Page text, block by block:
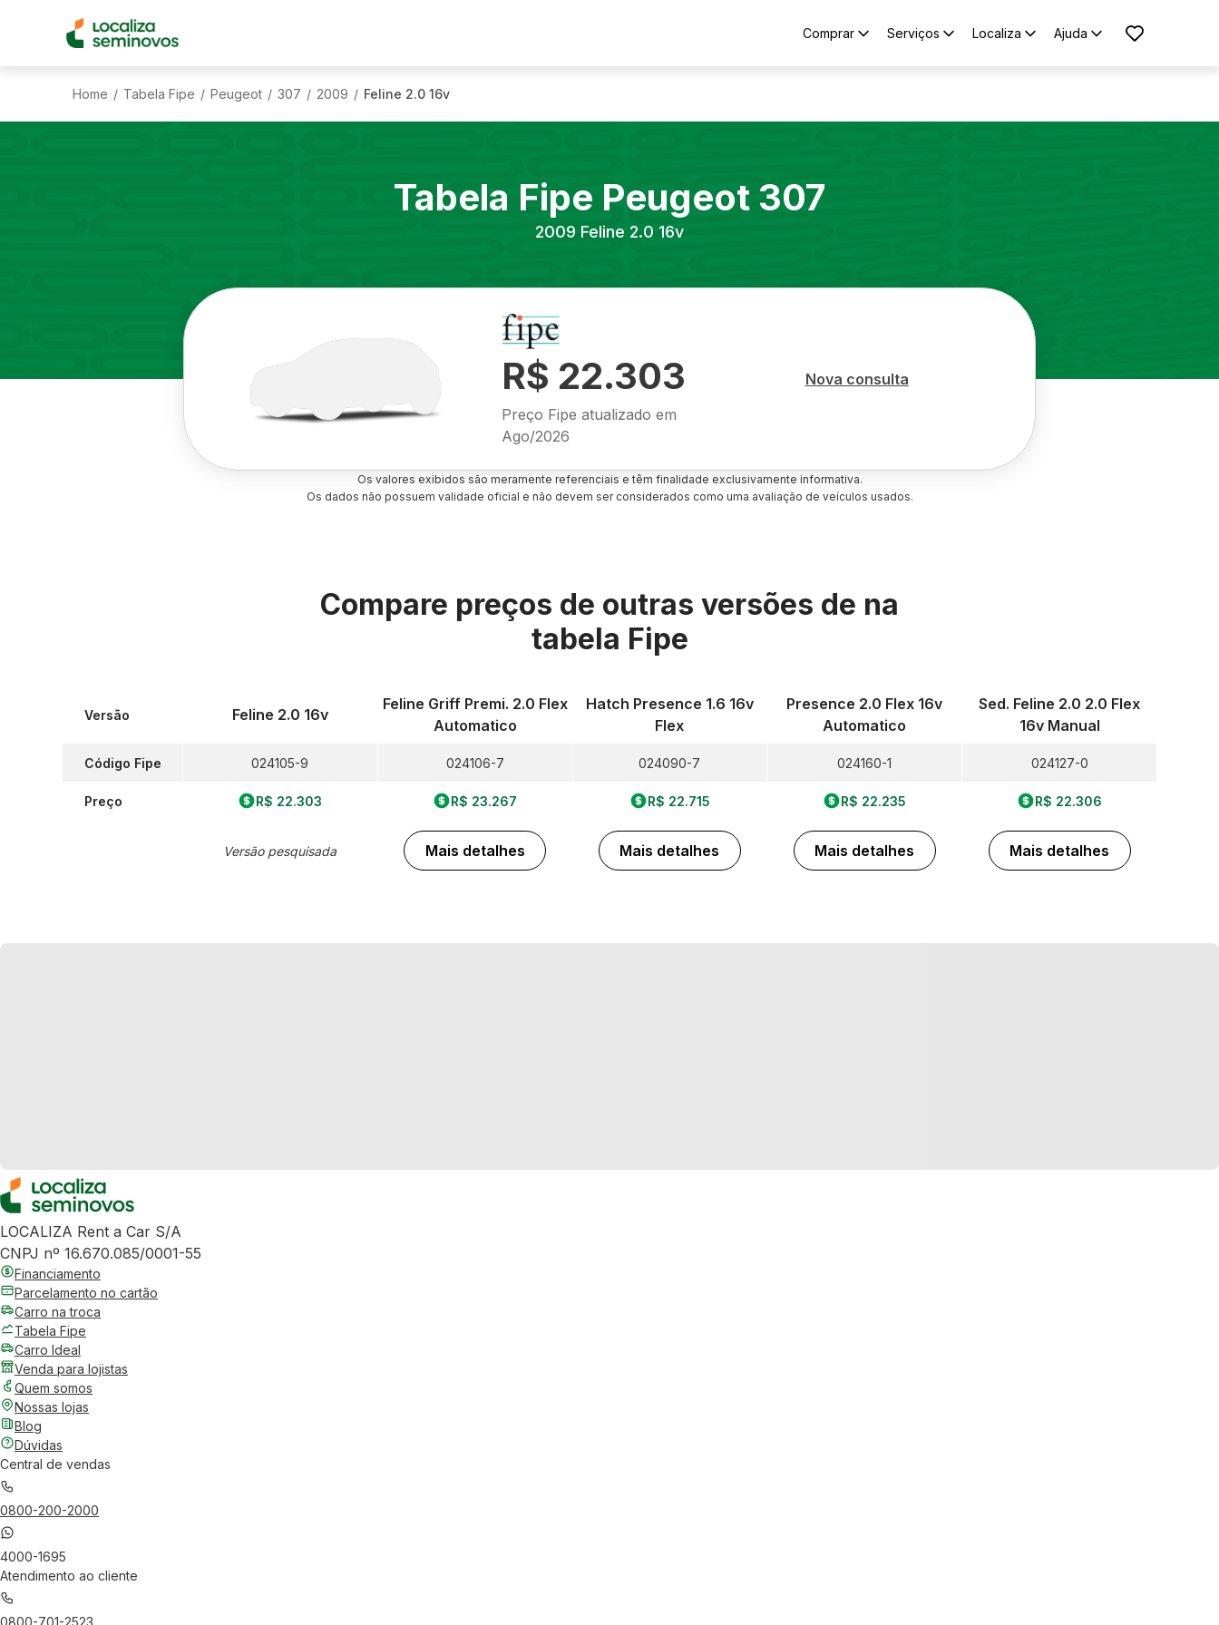
Comprar Serviços Localiza Ajuda
Home / Tabela Fipe / Peugeot / 307 / 2009 / Feline 2.0 16v
Tabela Fipe Peugeot 307
2009 Feline 2.0 16v
R$ 22.303
Preço Fipe atualizado em
Ago/2026
Nova consulta
Os valores exibidos são meramente referenciais e têm finalidade exclusivamente informativa.
Os dados não possuem validade oficial e não devem ser considerados como uma avaliação de veículos usados.
Compare preços de outras versões de na
tabela Fipe
Versão
Código Fipe
Preço
Feline 2.0 16v
024105-9
R$ 22.303
Versão pesquisada
Feline Griff Premi. 2.0 Flex
Automatico
024106-7
R$ 23.267
Mais detalhes
Hatch Presence 1.6 16v
Flex
024090-7
R$ 22.715
Mais detalhes
Presence 2.0 Flex 16v
Automatico
024160-1
R$ 22.235
Mais detalhes
Sed. Feline 2.0 2.0 Flex
16v Manual
024127-0
R$ 22.306
Mais detalhes
LOCALIZA Rent a Car S/A
CNPJ nº 16.670.085/0001-55
Financiamento
Parcelamento no cartão
Carro na troca
Tabela Fipe
Carro Ideal
Venda para lojistas
Quem somos
Nossas lojas
Blog
Dúvidas
Central de vendas
0800-200-2000
4000-1695
Atendimento ao cliente
0800-701-2523